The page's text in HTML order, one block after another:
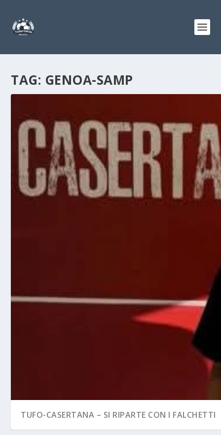
TAG: GENOA-SAMP
TUFO-CASERTANA – SI RIPARTE CON I FALCHETTI